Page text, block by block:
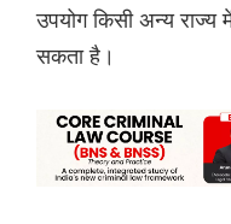
उपयोग किसी अन्य राज्य
सकता है।